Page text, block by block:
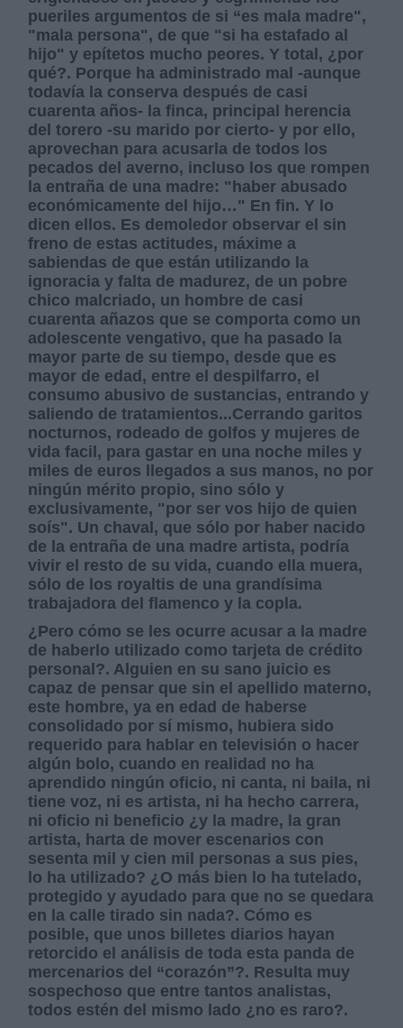
pueriles argumentos de si “es mala madre",
"mala persona", de que "si ha estafado al
hijo" y epítetos mucho peores. Y total, ¿por
qué?. Porque ha administrado mal -aunque
todavía la conserva después de casi
cuarenta años- la finca, principal herencia
del torero -su marido por cierto- y por ello,
aprovechan para acusarla de todos los
pecados del averno, incluso los que rompen
la entraña de una madre: "haber abusado
económicamente del hijo…" En fin. Y lo
dicen ellos. Es demoledor observar el sin
freno de estas actitudes, máxime a
sabiendas de que están utilizando la
ignoracia y falta de madurez, de un pobre
chico malcriado, un hombre de casi
cuarenta añazos que se comporta como un
adolescente vengativo, que ha pasado la
mayor parte de su tiempo, desde que es
mayor de edad, entre el despilfarro, el
consumo abusivo de sustancias, entrando y
saliendo de tratamientos...Cerrando garitos
nocturnos, rodeado de golfos y mujeres de
vida facil, para gastar en una noche miles y
miles de euros llegados a sus manos, no por
ningún mérito propio, sino sólo y
exclusivamente, "por ser vos hijo de quien
soís". Un chaval, que sólo por haber nacido
de la entraña de una madre artista, podría
vivir el resto de su vida, cuando ella muera,
sólo de los royaltis de una grandísima
trabajadora del flamenco y la copla.
¿Pero cómo se les ocurre acusar a la madre
de haberlo utilizado como tarjeta de crédito
personal?. Alguien en su sano juicio es
capaz de pensar que sin el apellido materno,
este hombre, ya en edad de haberse
consolidado por sí mismo, hubiera sido
requerido para hablar en televisión o hacer
algún bolo, cuando en realidad no ha
aprendido ningún oficio, ni canta, ni baila, ni
tiene voz, ni es artista, ni ha hecho carrera,
ni oficio ni beneficio ¿y la madre, la gran
artista, harta de mover escenarios con
sesenta mil y cien mil personas a sus pies,
lo ha utilizado? ¿O más bien lo ha tutelado,
protegido y ayudado para que no se quedara
en la calle tirado sin nada?. Cómo es
posible, que unos billetes diarios hayan
retorcido el análisis de toda esta panda de
mercenarios del “corazón”?. Resulta muy
sospechoso que entre tantos analistas,
todos estén del mismo lado ¿no es raro?.